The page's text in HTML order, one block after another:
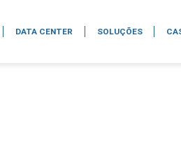
DATA CENTER SOLUÇÕES